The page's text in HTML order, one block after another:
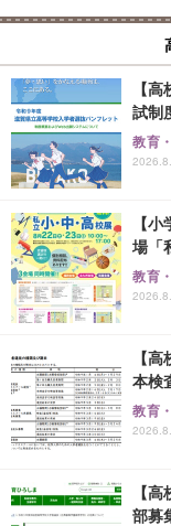
【
試制
教育
【
場「
教育
【
本検
教育
【
部募